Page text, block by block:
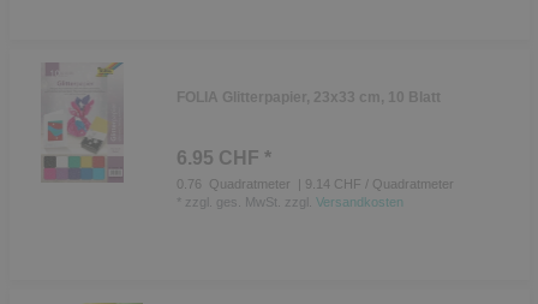
FOLIA Glitterpapier, 23x33 cm, 10 Blatt
6.95 CHF *
0.76 Quadratmeter
| 9.14 CHF / Quadratmeter
zzgl. ges. MwSt. zzgl. Versandkosten